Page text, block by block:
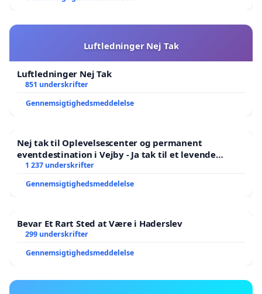
Luftledninger Nej Tak
Luftledninger Nej Tak
851 underskrifter
Gennemsigtighedsmeddelelse
Nej tak til Oplevelsescenter og permanent
eventdestination i Vejby - Ja tak til et levende
lokalområde i balance
1 237 underskrifter
Gennemsigtighedsmeddelelse
Bevar Et Rart Sted at Være i Haderslev
299 underskrifter
Gennemsigtighedsmeddelelse